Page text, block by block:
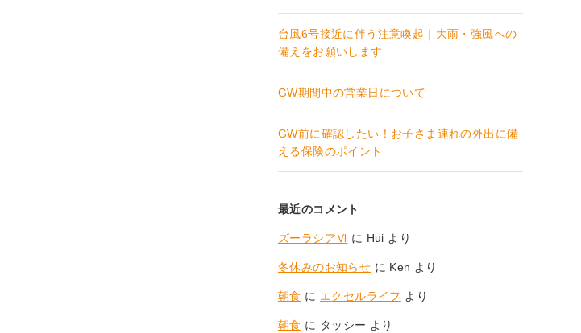
台風6号接近に伴う注意喚起｜大雨・強風への
備えをお願いします
GW期間中の営業日について
GW前に確認したい！お子さま連れの外出に備
える保険のポイント
最近のコメント
ズーラシアⅥ に Hui より
冬休みのお知らせ に Ken より
朝食 に エクセルライフ より
朝食 に タッシー より